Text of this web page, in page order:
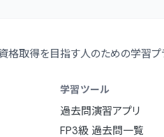
格取得を目指す人のための学習プ
学習ツール
過去問演習アプリ
FP3級 過去問一覧